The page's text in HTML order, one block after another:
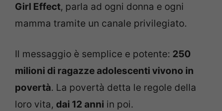
Girl Effect, parla ad ogni donna e ogni
mamma tramite un canale privilegiato.
Il messaggio è semplice e potente: 250
milioni di ragazze adolescenti vivono in
povertà. La povertà detta le regole della
loro vita, dai 12 anni in poi.